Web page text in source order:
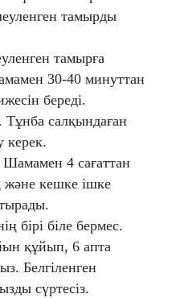
тамырды
тамырға
30-40 минуттан
береді.
салқындаған
керек.
4 сағаттан
және кешке ішке
бірі біле бермес.
құйып, 6 апта
Белгіленген
сүртесіз.